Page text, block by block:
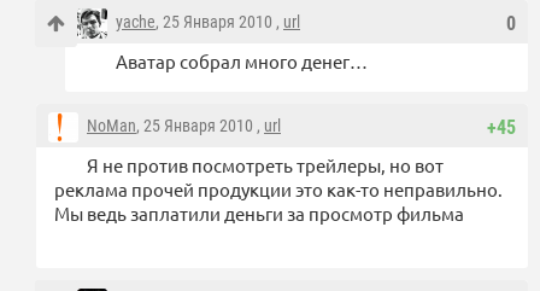
0
yache, 25 Января 2010 , url
Аватар собрал много денег…
+45
NoMan, 25 Января 2010 , url
Я не против посмотреть трейлеры, но вот
реклама прочей продукции это как-то неправильно.
Мы ведь заплатили деньги за просмотр фильма